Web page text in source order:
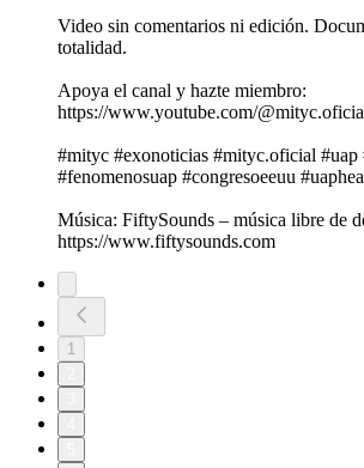
Video sin comentarios ni edición.
totalidad.
Apoya el canal y hazte miembro:
https://www.youtube.com/
#mityc #exonoticias #mityc.oficial #uap
#fenomenosuap #congresoeeuu
Música: FiftySounds – música libre de
https://www.fiftysounds.com
1